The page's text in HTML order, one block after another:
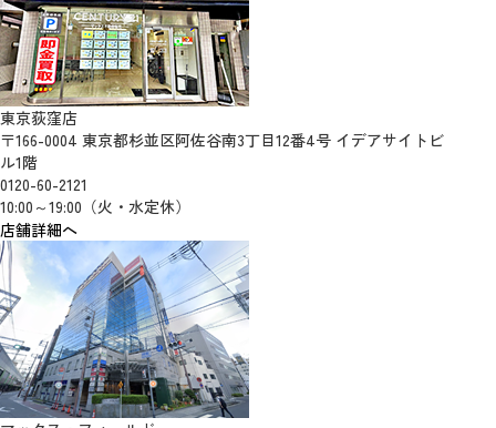
東京荻窪店
〒166-0004 東京都杉並区阿佐谷南3丁目12番4号 イデアサイトビ
ル1階
0120-60-2121
10:00～19:00（火・水定休）
店舗詳細へ